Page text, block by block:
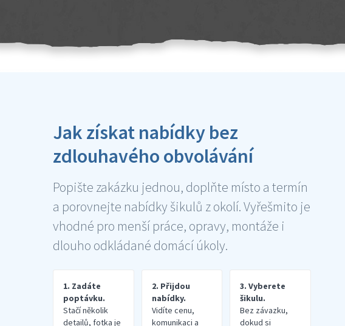
Jak získat nabídky bez
zdlouhavého obvolávání
Popište zakázku jednou, doplňte místo a termín
a porovnejte nabídky šikulů z okolí. Vyřešmito je
vhodné pro menší práce, opravy, montáže i
dlouho odkládané domácí úkoly.
1. Zadáte
poptávku.
Stačí několik
detailů, fotka je
2. Přijdou
nabídky.
Vidíte cenu,
komunikaci a
3. Vyberete
šikulu.
Bez závazku,
dokud si